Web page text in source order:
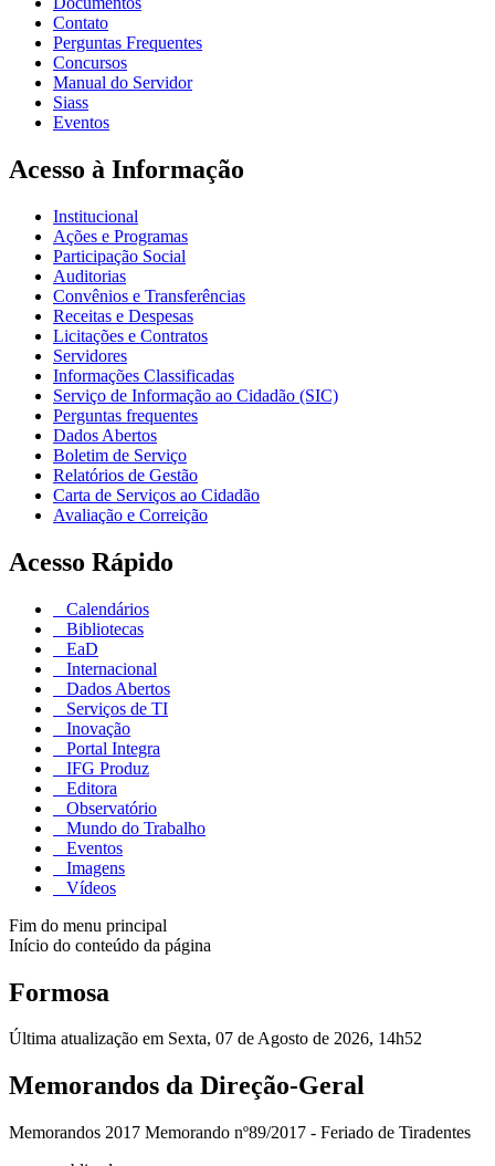
Contato
Perguntas Frequentes
Concursos
Manual do Servidor
Siass
Eventos
Acesso à Informação
Institucional
Ações e Programas
Participação Social
Auditorias
Convênios e Transferências
Receitas e Despesas
Licitações e Contratos
Servidores
Informações Classificadas
Serviço de Informação ao Cidadão (SIC)
Perguntas frequentes
Dados Abertos
Boletim de Serviço
Relatórios de Gestão
Carta de Serviços ao Cidadão
Avaliação e Correição
Acesso Rápido
Calendários
Bibliotecas
EaD
Internacional
Dados Abertos
Serviços de TI
Inovação
Portal Integra
IFG Produz
Editora
Observatório
Mundo do Trabalho
Eventos
Imagens
Vídeos
Fim do menu principal
Início do conteúdo da página
Formosa
Última atualização em Sexta, 07 de Agosto de 2026, 14h52
Memorandos da Direção-Geral
Memorandos 2017 Memorando nº89/2017 - Feriado de Tiradentes